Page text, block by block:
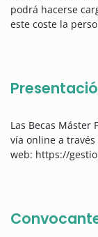
podrá hacerse
este coste la
Las Becas Máster
vía online a
web: https://